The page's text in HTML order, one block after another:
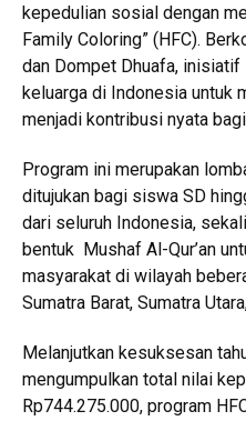
kepedulian sosial dengan
Family Coloring” (HFC).
dan Dompet Dhuafa,
keluarga di Indonesia untuk
menjadi kontribusi nyata
Program ini merupakan
ditujukan bagi siswa SD
dari seluruh Indonesia,
bentuk Mushaf Al-Qur’an
masyarakat di wilayah
Sumatra Barat, Sumatra
Melanjutkan kesuksesan
mengumpulkan total nilai
Rp744.275.000, program